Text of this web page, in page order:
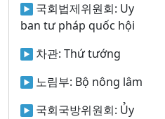
국회법제위원회: Uy
ban tư pháp quốc hội
차관: Thứ tướng
노림부: Bộ nông lâm
국회국방위원회: Ủy